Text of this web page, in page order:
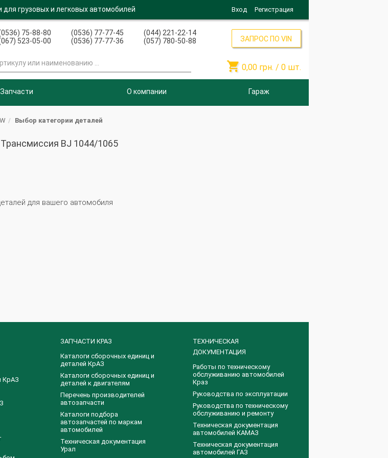
для грузовых и легковых автомобилей Вход Регистрация
75-88-80
523-05-00
(0536) 77-77-45
(0536) 77-77-36
(044) 221-22-14
(057) 780-50-88
ЗАПРОС ПО VIN
 0,00 грн. / 0 шт.
Запчасти О компании Гараж
Выбор категории деталей
BJ 1044/1065
для вашего автомобиля
КрАЗ
ЗАПЧАСТИ КРАЗ
Каталоги сборочных единиц и
деталей КрАЗ
​Каталоги сборочных единиц и
деталей к двигателям
Перечень производителей
автозапчасти
Каталоги подбора
автозапчастей по маркам
автомобилей
Техническая документация
Урал
ТЕХНИЧЕСКАЯ
ДОКУМЕНТАЦИЯ
Работы по техническому
обслуживанию автомобилей
Краз
Руководства по эксплуатации
Руководства по техническому
обслуживанию и ремонту
Техническая документация
автомобилей КАМАЗ
Техническая документация
автомобилей ГАЗ